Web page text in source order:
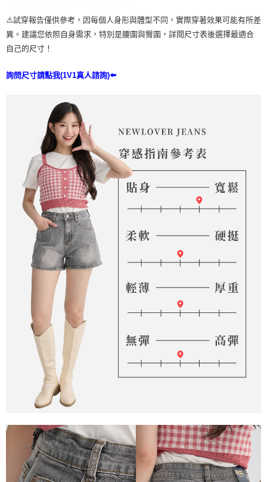
⚠️試穿報告僅供參考，因每個人身形與體型不同，實際穿著效果可能有所差
異。建議您依照自身需求，特別是腰圍與臀圍，詳閱尺寸表後選擇最適合
自己的尺寸！
詢問尺寸請點我(1V1真人諮詢)⬅️